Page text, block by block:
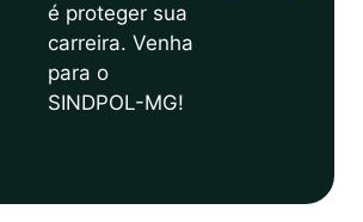
é proteger sua
carreira. Venha
para o
SINDPOL-MG!